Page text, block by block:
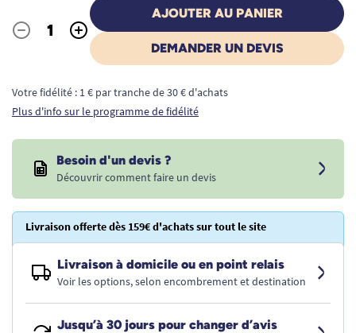
Quantité
- +
AJOUTER AU PANIER
DEMANDER UN DEVIS
Votre fidélité : 1 € par tranche de 30 € d'achats
Plus d'info sur le programme de fidélité
Besoin d'un devis ?
Découvrir comment faire un devis
Livraison offerte dès 159€ d'achats sur tout le site
Livraison à domicile ou en point relais
Voir les options, selon encombrement et destination
Jusqu’à 30 jours pour changer d’avis